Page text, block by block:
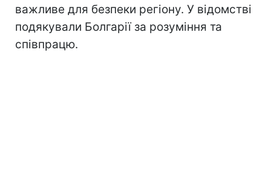
важливе для безпеки регіону. У відомстві
подякували Болгарії за розуміння та
співпрацю.